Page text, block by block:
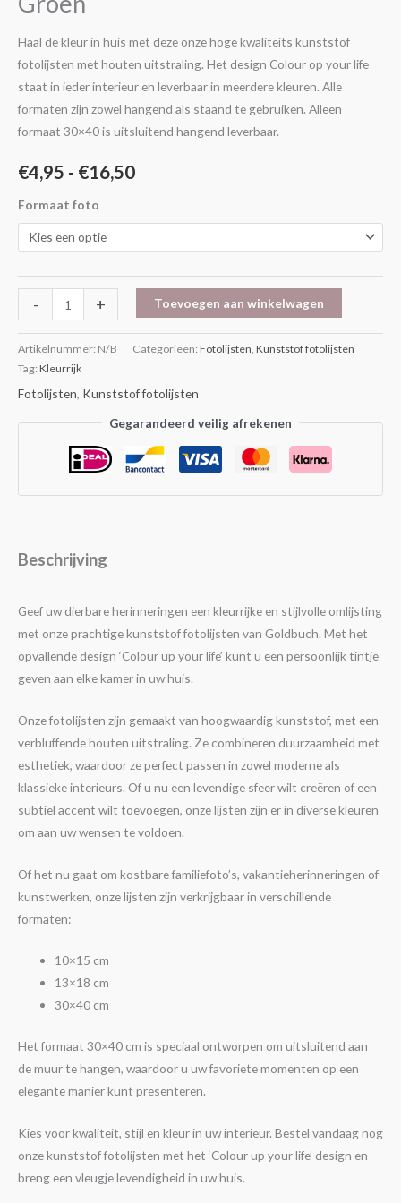
Haal de kleur in huis met deze onze hoge kwaliteits kunststof
fotolijsten met houten uitstraling. Het design Colour op your life
staat in ieder interieur en leverbaar in meerdere kleuren. Alle
formaten zijn zowel hangend als staand te gebruiken. Alleen
formaat 30×40 is uitsluitend hangend leverbaar.
€4,95 - €16,50
Formaat foto
-
Groen
+ Toevoegen aan winkelwagen
Artikelnummer: N/B Categorieën: Fotolijsten, Kunststof fotolijsten
Tag: Kleurrijk
Fotolijsten, Kunststof fotolijsten
Gegarandeerd veilig afrekenen
Beschrijving
Geef uw dierbare herinneringen een kleurrijke en stijlvolle omlijsting
met onze prachtige kunststof fotolijsten van Goldbuch. Met het
opvallende design ‘Colour up your life’ kunt u een persoonlijk tintje
geven aan elke kamer in uw huis.
Onze fotolijsten zijn gemaakt van hoogwaardig kunststof, met een
verbluffende houten uitstraling. Ze combineren duurzaamheid met
esthetiek, waardoor ze perfect passen in zowel moderne als
klassieke interieurs. Of u nu een levendige sfeer wilt creëren of een
subtiel accent wilt toevoegen, onze lijsten zijn er in diverse kleuren
om aan uw wensen te voldoen.
Of het nu gaat om kostbare familiefoto’s, vakantieherinneringen of
kunstwerken, onze lijsten zijn verkrijgbaar in verschillende
formaten:
10×15 cm
13×18 cm
30×40 cm
Het formaat 30×40 cm is speciaal ontworpen om uitsluitend aan
de muur te hangen, waardoor u uw favoriete momenten op een
elegante manier kunt presenteren.
Kies voor kwaliteit, stijl en kleur in uw interieur. Bestel vandaag nog
onze kunststof fotolijsten met het ‘Colour up your life’ design en
breng een vleugje levendigheid in uw huis.